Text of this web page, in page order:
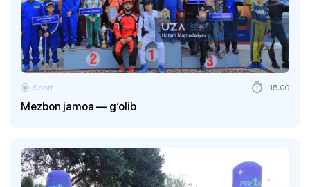
Mezbon jamoa — g‘olib
Sport 15:00